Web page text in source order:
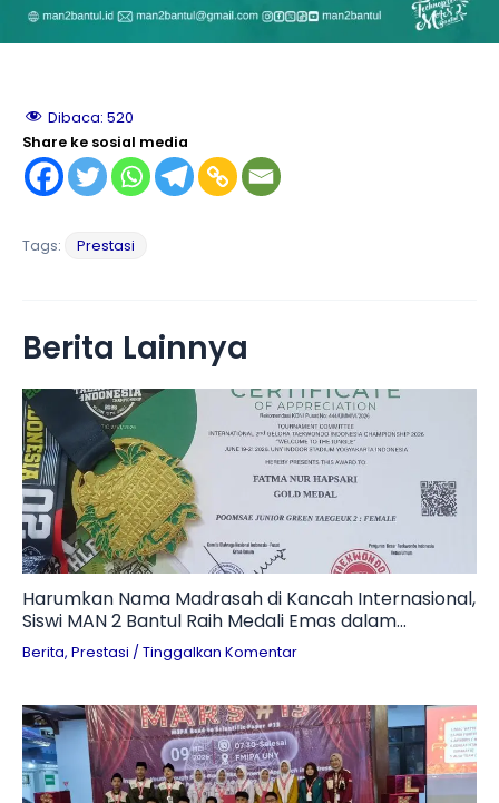
Dibaca: 520
Share ke sosial media
Tags: Prestasi
Berita Lainnya
Harumkan Nama Madrasah di Kancah Internasional,
Siswi MAN 2 Bantul Raih Medali Emas dalam
Kejuaraan Taekwondo 2026
Berita, Prestasi / Tinggalkan Komentar